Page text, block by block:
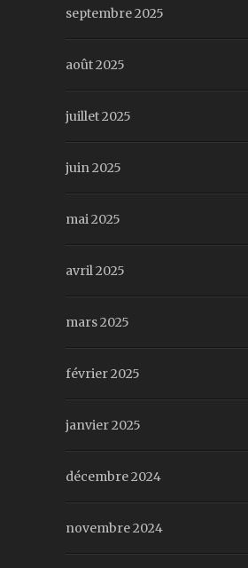
septembre 2025
août 2025
juillet 2025
juin 2025
mai 2025
avril 2025
mars 2025
février 2025
janvier 2025
décembre 2024
novembre 2024